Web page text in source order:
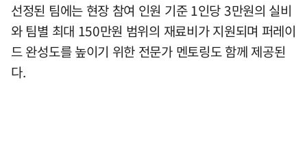
선정된 팀에는 현장 참여 인원 기준 1인당 3만원의 실비
와 팀별 최대 150만원 범위의 재료비가 지원되며 퍼레이
드 완성도를 높이기 위한 전문가 멘토링도 함께 제공된
다.